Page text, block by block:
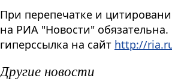
При перепечатке и
на РИА "Новости"
гиперссылка на сайт http://
Другие новости